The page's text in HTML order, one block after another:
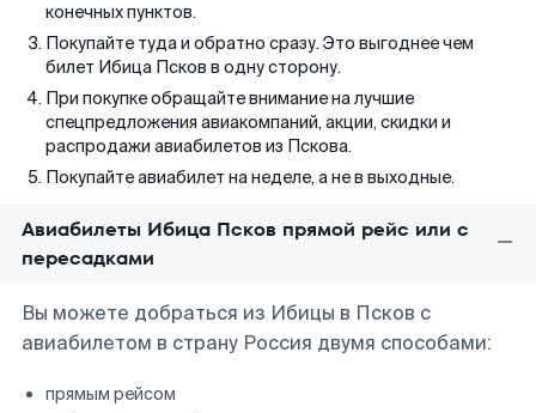
конечных пунктов.
Покупайте туда и обратно сразу. Это выгоднее чем
билет Ибица Псков в одну сторону.
При покупке обращайте внимание на лучшие
спецпредложения авиакомпаний, акции, скидки и
распродажи авиабилетов из Пскова.
Покупайте авиабилет на неделе, а не в выходные.
Авиабилеты Ибица Псков прямой рейс или с
пересадками
Вы можете добраться из Ибицы в Псков с
авиабилетом в страну Россия двумя способами:
прямым рейсом